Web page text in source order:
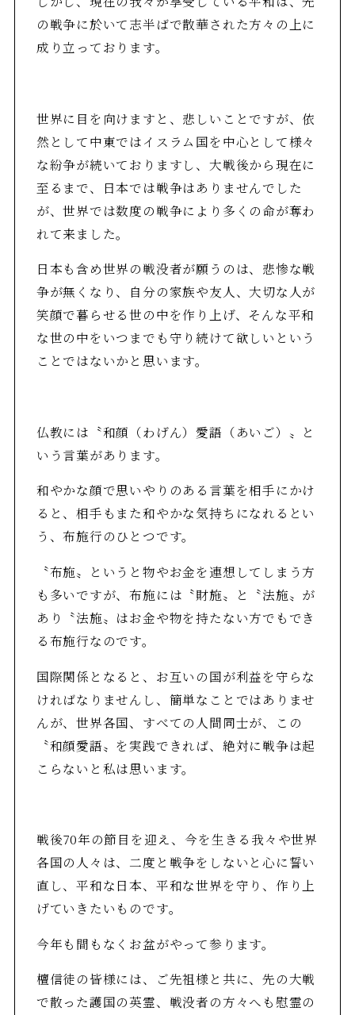
の戦争に於いて志半ばで散華された方々の上に
成り立っております。
世界に目を向けますと、悲しいことですが、依
然として中東ではイスラム国を中心として様々
な紛争が続いておりますし、大戦後から現在に
至るまで、日本では戦争はありませんでした
が、世界では数度の戦争により多くの命が奪わ
れて来ました。
日本も含め世界の戦没者が願うのは、悲惨な戦
争が無くなり、自分の家族や友人、大切な人が
笑顔で暮らせる世の中を作り上げ、そんな平和
な世の中をいつまでも守り続けて欲しいという
ことではないかと思います。
仏教には〝和顔（わげん）愛語（あいご）〟と
いう言葉があります。
和やかな顔で思いやりのある言葉を相手にかけ
ると、相手もまた和やかな気持ちになれるとい
う、布施行のひとつです。
〝布施〟というと物やお金を連想してしまう方
も多いですが、布施には〝財施〟と〝法施〟が
あり〝法施〟はお金や物を持たない方でもでき
る布施行なのです。
国際関係となると、お互いの国が利益を守らな
ければなりませんし、簡単なことではありませ
んが、世界各国、すべての人間同士が、この
〝和顔愛語〟を実践できれば、絶対に戦争は起
こらないと私は思います。
戦後70年の節目を迎え、今を生きる我々や世界
各国の人々は、二度と戦争をしないと心に誓い
直し、平和な日本、平和な世界を守り、作り上
げていきたいものです。
今年も間もなくお盆がやって参ります。
檀信徒の皆様には、ご先祖様と共に、先の大戦
で散った護国の英霊、戦没者の方々へも慰霊の